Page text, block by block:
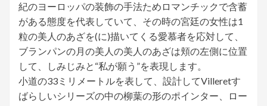
紀のヨーロッパの装飾の手法ためロマンチックで含蓄
がある態度を代表していて、その時の宮廷の女性は1
粒の美人のあざを(に)描いてくる愛慕者を応対して、
ブランパンの月の美人の美人のあざは頬の左側に位置
して、しみじみと“私が願う”を表現します。
小道の33ミリメートルを表して、設計してVilleretす
ばらしいシリーズの中の柳葉の形のポインター、ロー